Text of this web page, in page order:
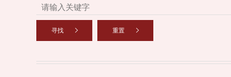
寻找 重置